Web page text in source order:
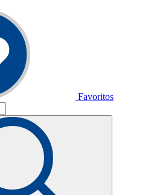
Favoritos